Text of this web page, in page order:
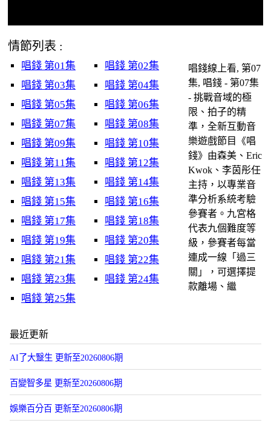
情節列表 :
唱錢 第01集
唱錢 第02集
唱錢 第03集
唱錢 第04集
唱錢 第05集
唱錢 第06集
唱錢 第07集
唱錢 第08集
唱錢 第09集
唱錢 第10集
唱錢 第11集
唱錢 第12集
唱錢 第13集
唱錢 第14集
唱錢 第15集
唱錢 第16集
唱錢 第17集
唱錢 第18集
唱錢 第19集
唱錢 第20集
唱錢 第21集
唱錢 第22集
唱錢 第23集
唱錢 第24集
唱錢 第25集
唱錢線上看, 第07
集, 唱錢 - 第07集
- 挑戰音域的極
限、拍子的精
準，全新互動音
樂遊戲節目《唱
錢》由森美、Eric
Kwok、李茵彤任
主持，以專業音
準分析系統考驗
參賽者。九宮格
代表九個難度等
級，參賽者每當
連成一線「過三
關」，可選擇提
款離場、繼
最近更新
AI了大毉生 更新至20260806期
百變智多星 更新至20260806期
娛樂百分百 更新至20260806期